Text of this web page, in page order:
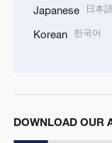
Japanese 日本
Korean 한국어
DOWNLOAD OUR